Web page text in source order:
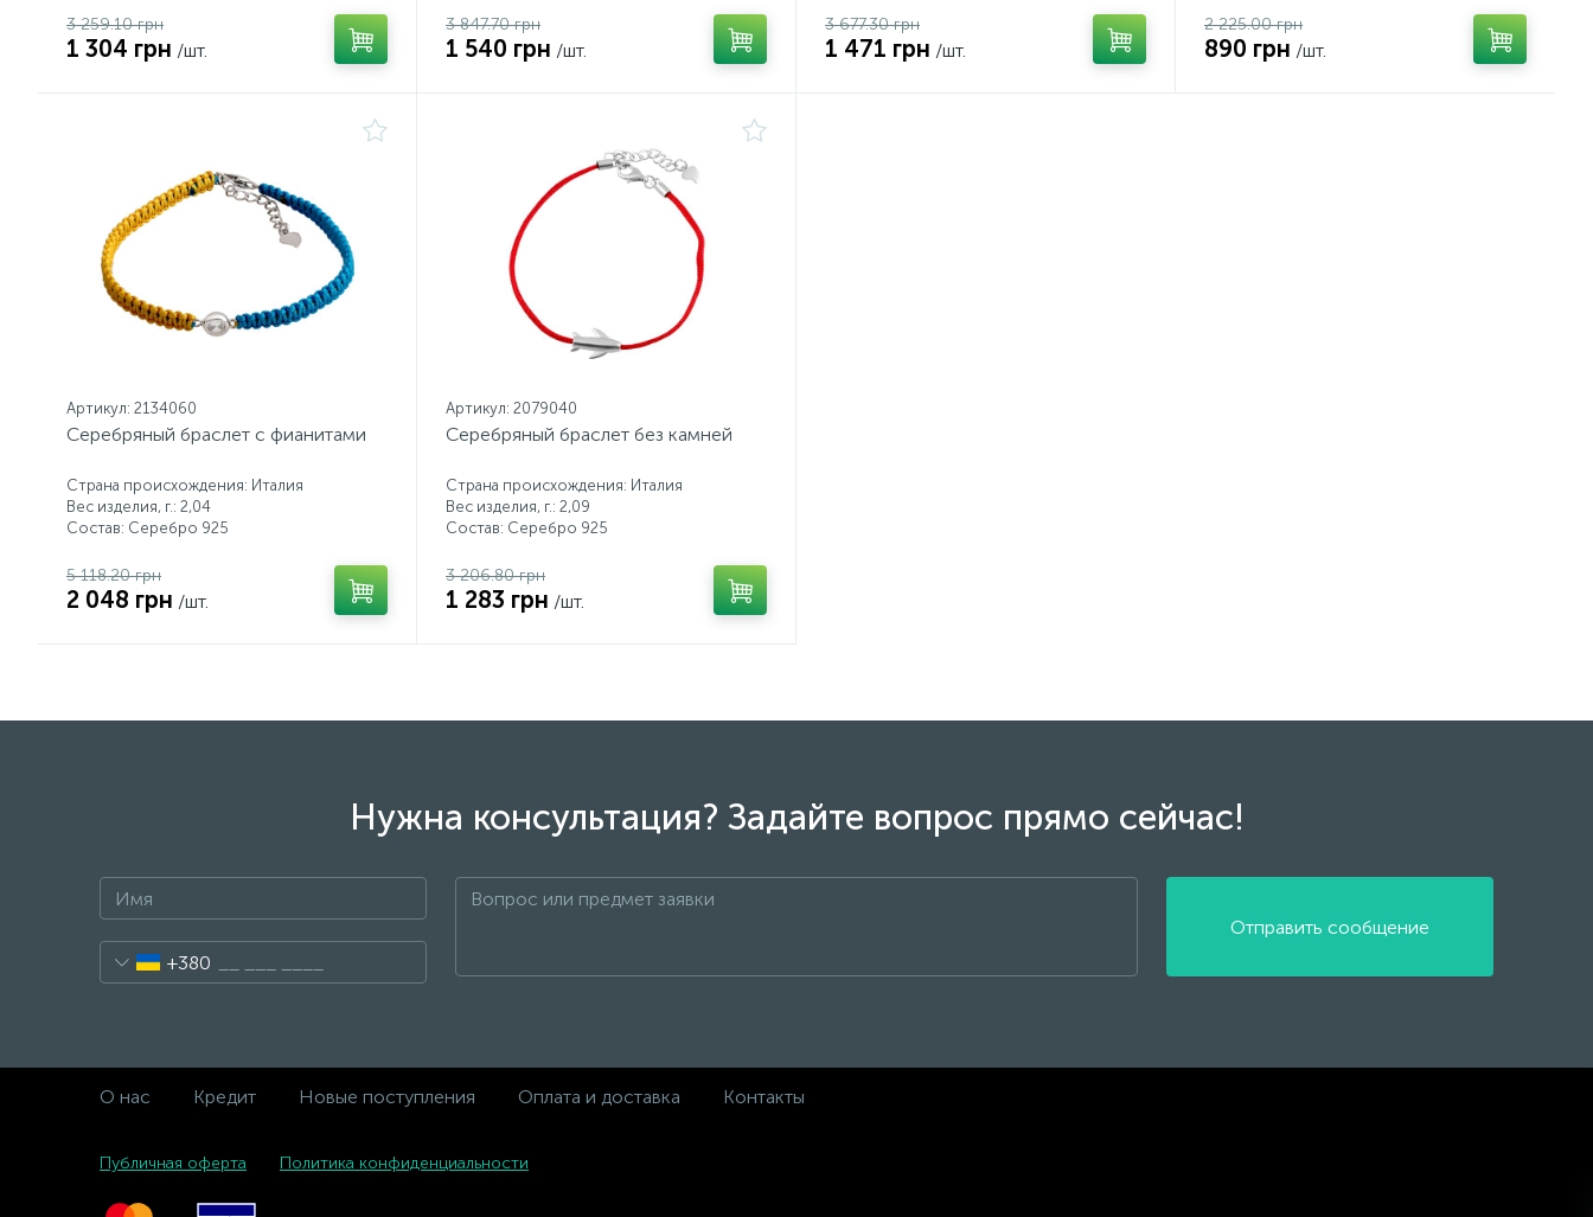
3 259.10 грн
1 304 грн /шт.
3 847.70 грн
1 540 грн /шт.
3 677.30 грн
1 471 грн /шт.
2 225.00 грн
890 грн /шт.
Артикул: 2134060
Серебряный браслет с фианитами
Страна происхождения: Италия
Вес изделия, г.: 2,04
Состав: Серебро 925
5 118.20 грн
2 048 грн /шт.
Артикул: 2079040
Серебряный браслет без камней
Страна происхождения: Италия
Вес изделия, г.: 2,09
Состав: Серебро 925
3 206.80 грн
1 283 грн /шт.
Нужна консультация? Задайте вопрос прямо сейчас!
+380
Отправить сообщение
О нас Кредит Новые поступления Оплата и доставка Контакты
Публичная оферта Политика конфиденциальности